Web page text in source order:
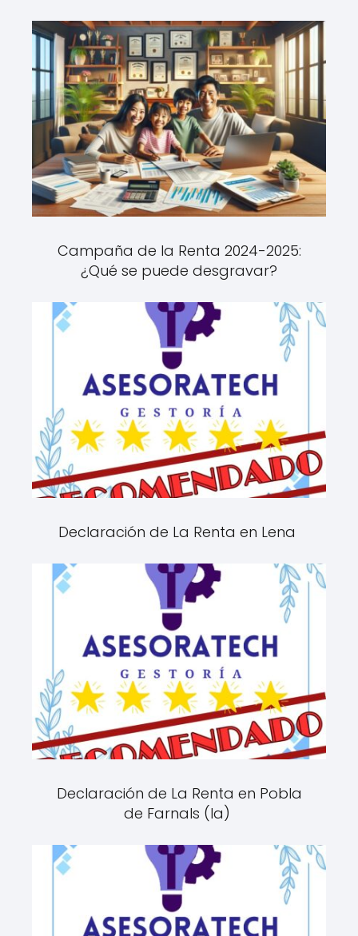
Campaña de la Renta 2024-2025:
¿Qué se puede desgravar?
Declaración de La Renta en Lena
Declaración de La Renta en Pobla
de Farnals (la)